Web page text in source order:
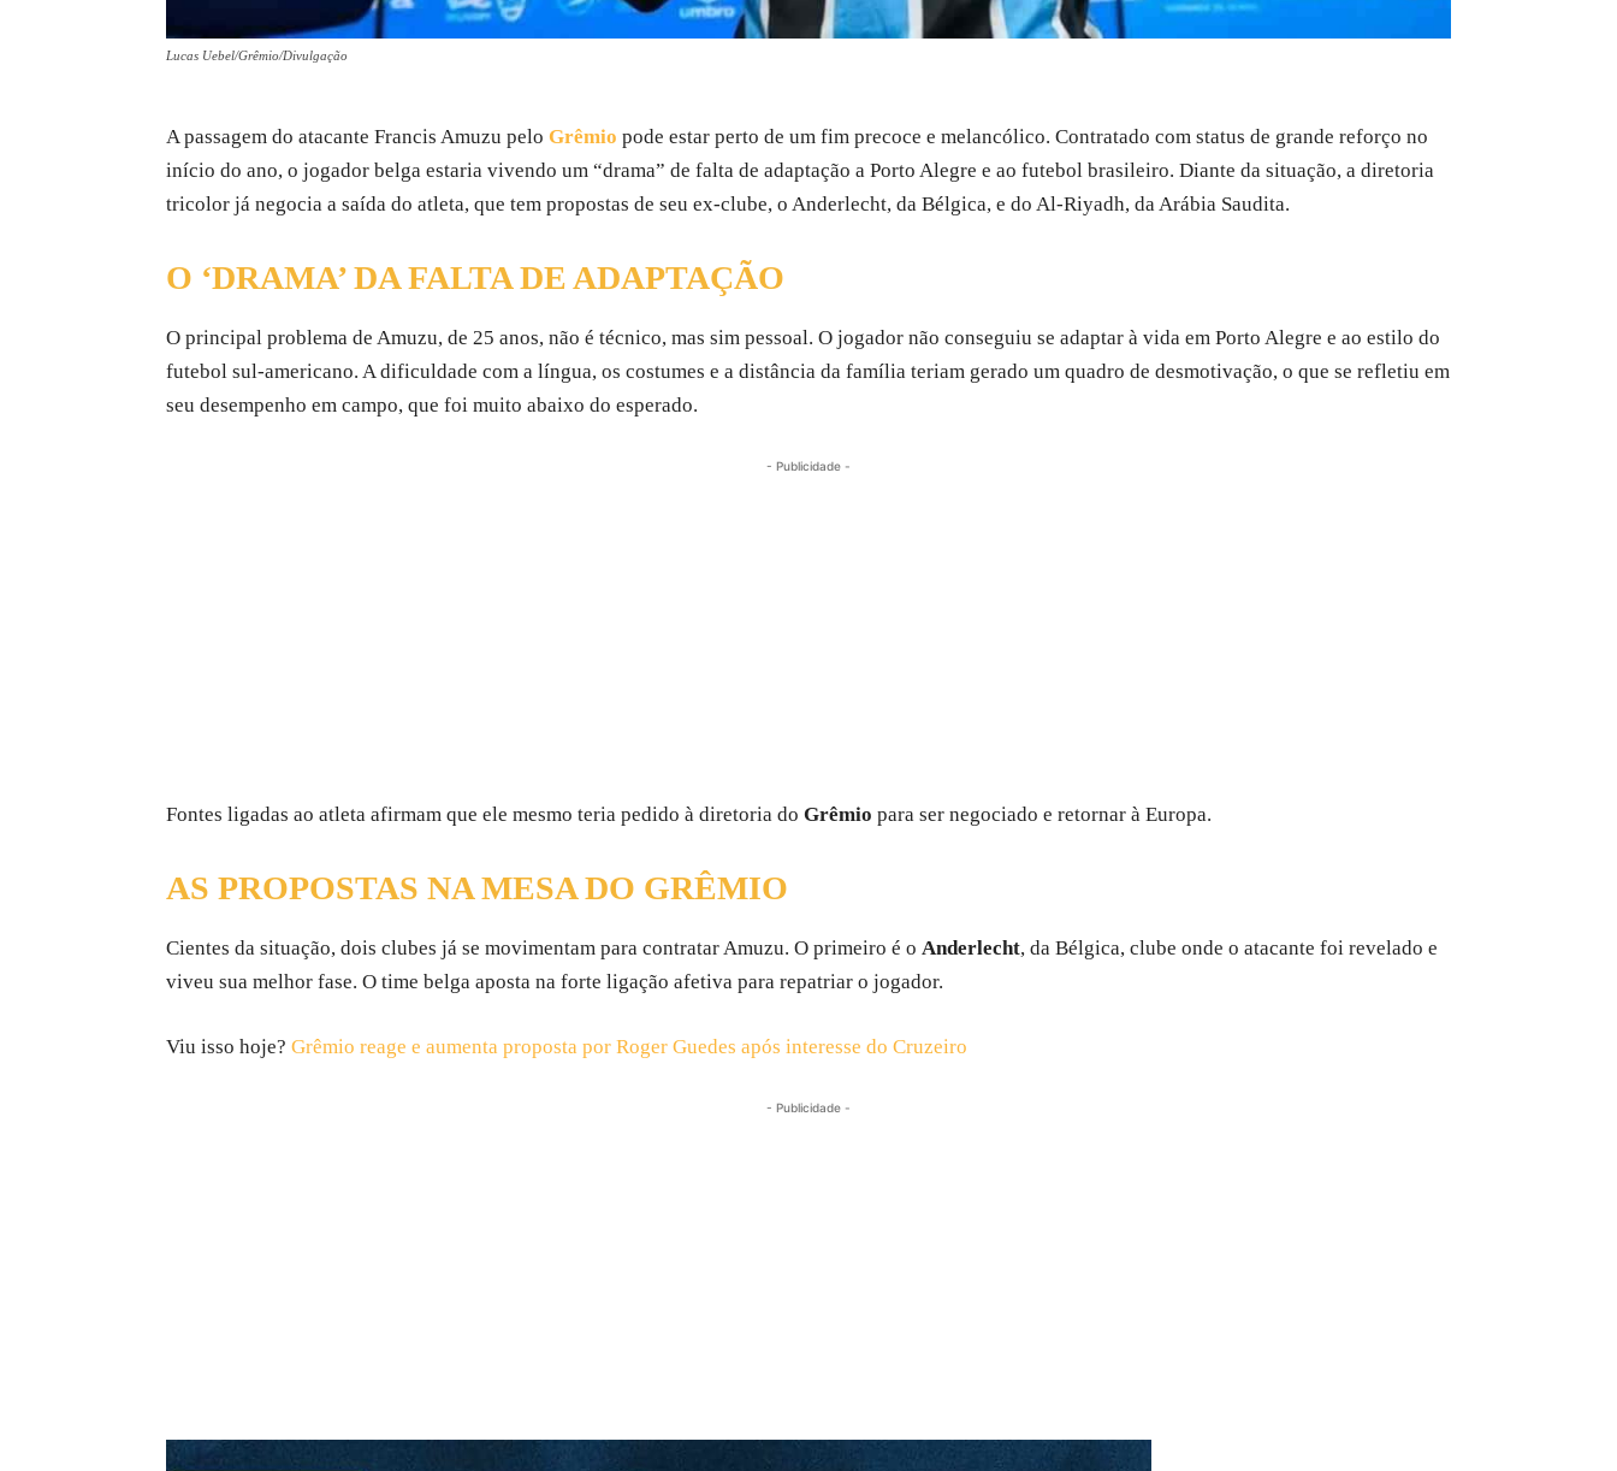
Lucas Uebel/Grêmio/Divulgação
A passagem do atacante Francis Amuzu pelo Grêmio pode estar perto de um fim precoce e melancólico. Contratado com status de grande reforço no
início do ano, o jogador belga estaria vivendo um “drama” de falta de adaptação a Porto Alegre e ao futebol brasileiro. Diante da situação, a diretoria
tricolor já negocia a saída do atleta, que tem propostas de seu ex-clube, o Anderlecht, da Bélgica, e do Al-Riyadh, da Arábia Saudita.
O ‘DRAMA’ DA FALTA DE ADAPTAÇÃO
O principal problema de Amuzu, de 25 anos, não é técnico, mas sim pessoal. O jogador não conseguiu se adaptar à vida em Porto Alegre e ao estilo do
futebol sul-americano. A dificuldade com a língua, os costumes e a distância da família teriam gerado um quadro de desmotivação, o que se refletiu em
seu desempenho em campo, que foi muito abaixo do esperado.
- Publicidade -
Fontes ligadas ao atleta afirmam que ele mesmo teria pedido à diretoria do Grêmio para ser negociado e retornar à Europa.
AS PROPOSTAS NA MESA DO GRÊMIO
Cientes da situação, dois clubes já se movimentam para contratar Amuzu. O primeiro é o Anderlecht, da Bélgica, clube onde o atacante foi revelado e
viveu sua melhor fase. O time belga aposta na forte ligação afetiva para repatriar o jogador.
Viu isso hoje? Grêmio reage e aumenta proposta por Roger Guedes após interesse do Cruzeiro
- Publicidade -